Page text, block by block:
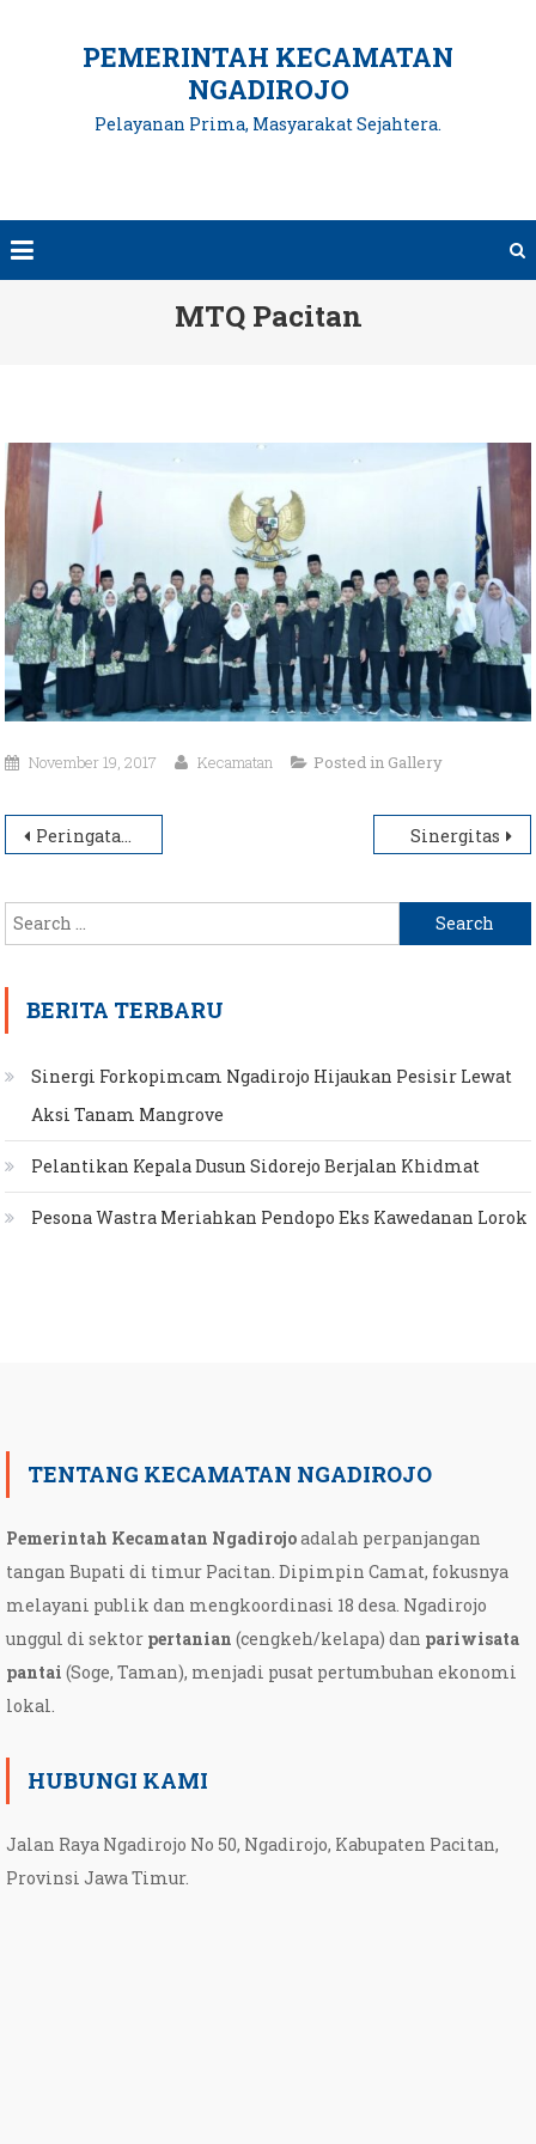
PEMERINTAH KECAMATAN
NGADIROJO
Pelayanan Prima, Masyarakat Sejahtera.
MTQ Pacitan
November 19, 2017 Kecamatan Posted in Gallery
Post
Peringatan Hari Keagamaan Sinergitas
Search
for:
BERITA TERBARU
Sinergi Forkopimcam Ngadirojo Hijaukan Pesisir Lewat
Aksi Tanam Mangrove
Pelantikan Kepala Dusun Sidorejo Berjalan Khidmat
Pesona Wastra Meriahkan Pendopo Eks Kawedanan Lorok
TENTANG KECAMATAN NGADIROJO
Pemerintah Kecamatan Ngadirojoadalah perpanjangan
tangan Bupati di timur Pacitan. Dipimpin Camat, fokusnya
melayani publik dan mengkoordinasi 18 desa. Ngadirojo
unggul di sektor pertanian (cengkeh/kelapa) dan pariwisata
pantai (Soge, Taman), menjadi pusat pertumbuhan ekonomi
lokal.
HUBUNGI KAMI
Jalan Raya Ngadirojo No 50, Ngadirojo, Kabupaten Pacitan,
Provinsi Jawa Timur.